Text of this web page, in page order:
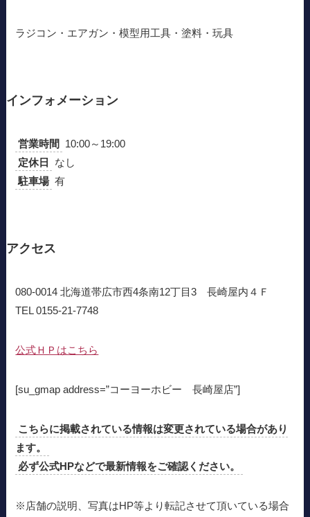
ラジコン・エアガン・模型用工具・塗料・玩具
インフォメーション
営業時間
10:00～19:00
定休日
なし
駐車場 有
アクセス
080-0014 北海道帯広市西4条南12丁目3 長崎屋内４Ｆ
TEL 0155-21-7748
公式ＨＰはこちら
[su_gmap address=”コーヨーホビー 長崎屋店”]
こちらに掲載されている情報は変更されている場合があり
ます。
必ず公式HPなどで最新情報をご確認ください。
※店舗の説明、写真はHP等より転記させて頂いている場合